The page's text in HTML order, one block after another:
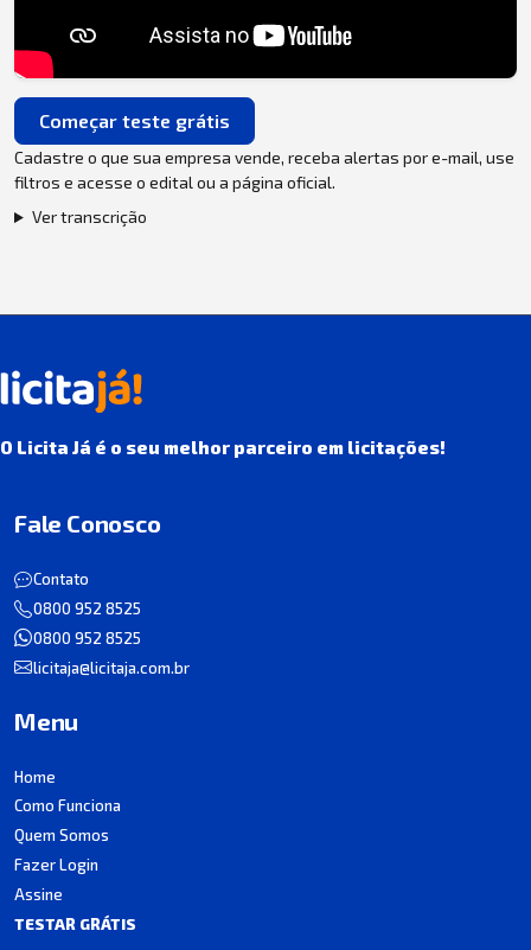
Começar teste grátis
Cadastre o que sua empresa vende, receba alertas por e-mail, use
filtros e acesse o edital ou a página oficial.
Ver transcrição
O Licita Já é o seu melhor parceiro em licitações!
Fale Conosco
Contato
0800 952 8525
0800 952 8525
licitaja@licitaja.com.br
Menu
Home
Como Funciona
Quem Somos
Fazer Login
Assine
TESTAR GRÁTIS